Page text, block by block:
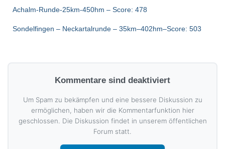
Achalm-Runde-25km-450hm – Score: 478
Sondelfingen – Neckartalrunde – 35km–402hm–Score: 503
Kommentare sind deaktiviert
Um Spam zu bekämpfen und eine bessere Diskussion zu
ermöglichen, haben wir die Kommentarfunktion hier
geschlossen. Die Diskussion findet in unserem öffentlichen
Forum statt.